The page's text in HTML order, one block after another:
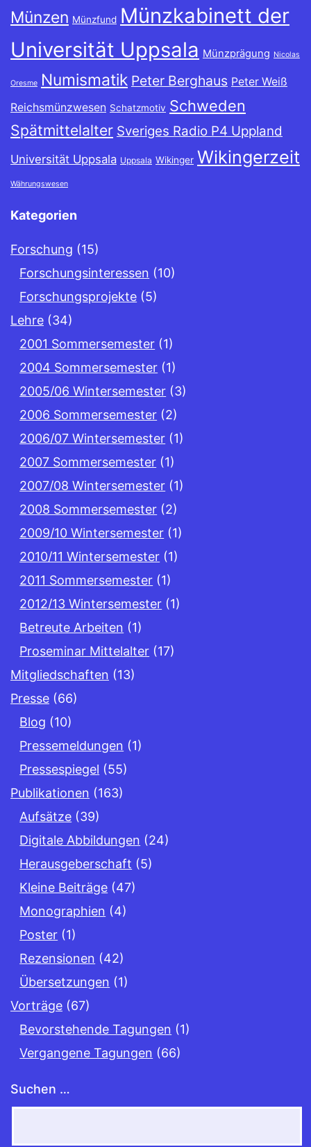
Münzen Münzfund Münzkabinett der
Universität Uppsala Münzprägung Nicolas
Oresme Numismatik Peter Berghaus Peter Weiß
Reichsmünzwesen Schatzmotiv Schweden
Spätmittelalter Sveriges Radio P4 Uppland
Universität Uppsala Uppsala Wikinger Wikingerzeit
Währungswesen
Kategorien
Forschung (15)
Forschungsinteressen (10)
Forschungsprojekte (5)
Lehre (34)
2001 Sommersemester (1)
2004 Sommersemester (1)
2005/06 Wintersemester (3)
2006 Sommersemester (2)
2006/07 Wintersemester (1)
2007 Sommersemester (1)
2007/08 Wintersemester (1)
2008 Sommersemester (2)
2009/10 Wintersemester (1)
2010/11 Wintersemester (1)
2011 Sommersemester (1)
2012/13 Wintersemester (1)
Betreute Arbeiten (1)
Proseminar Mittelalter (17)
Mitgliedschaften (13)
Presse (66)
Blog (10)
Pressemeldungen (1)
Pressespiegel (55)
Publikationen (163)
Aufsätze (39)
Digitale Abbildungen (24)
Herausgeberschaft (5)
Kleine Beiträge (47)
Monographien (4)
Poster (1)
Rezensionen (42)
Übersetzungen (1)
Vorträge (67)
Bevorstehende Tagungen (1)
Vergangene Tagungen (66)
Suchen …